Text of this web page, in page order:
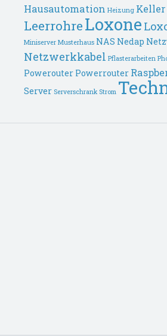
Hausautomation Heizung Keller
LeerrohreLoxone
Miniserver Musterhaus NAS Nedap
Netzwerkkabel Pflasterarbeiten
Powerouter Powerrouter
Server Serverschrank Strom